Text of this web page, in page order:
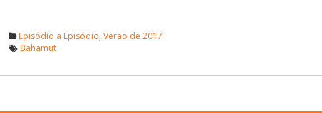
Episódio a Episódio,Verão de 2017
Bahamut